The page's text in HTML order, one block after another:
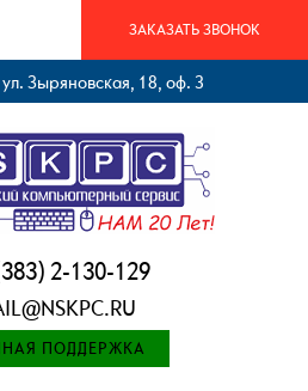
ЗАКАЗАТЬ ЗВОНОК
Зыряновская, 18, оф. 3
2-130-129
ПОДДЕРЖКА